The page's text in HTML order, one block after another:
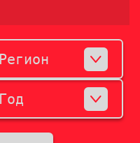
Регион
Год